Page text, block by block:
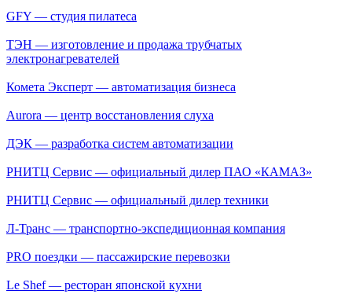
GFY — студия пилатеса
ТЭН — изготовление и продажа трубчатых
электронагревателей
Комета Эксперт — автоматизация бизнеса
Aurora — центр восстановления слуха
ДЭК — разработка систем автоматизации
РНИТЦ Сервис — официальный дилер ПАО «КАМАЗ»
РНИТЦ Сервис — официальный дилер техники
Л-Транс — транспортно-экспедиционная компания
PRO поездки — пассажирские перевозки
Le Shef — ресторан японской кухни